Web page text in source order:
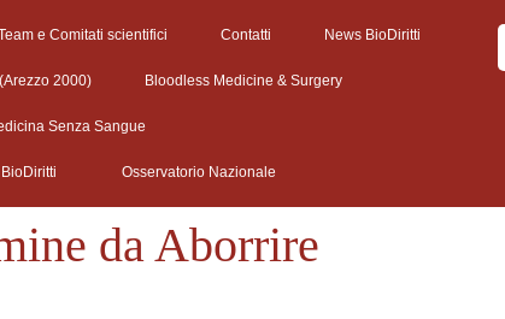
e Comitati scientifici Contatti News BioDiritti
2000) Bloodless Medicine & Surgery
Senza Sangue
BioDiritti Osservatorio Nazionale
da Aborrire